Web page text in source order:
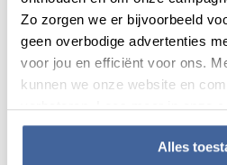
Zo zorgen we er bijvoorbeeld
geen overbodige advertenties
voor jou en efficiënt voor ons.
kunnen we onze website en
verbeteren. Lees meer in onze
Alles